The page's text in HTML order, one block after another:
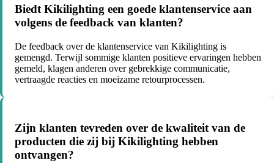
Biedt Kikilighting een goede klantenservice aan
volgens de feedback van klanten?
De feedback over de klantenservice van Kikilighting is
gemengd. Terwijl sommige klanten positieve ervaringen hebben
gemeld, klagen anderen over gebrekkige communicatie,
vertraagde reacties en moeizame retourprocessen.
Zijn klanten tevreden over de kwaliteit van de
producten die zij bij Kikilighting hebben
ontvangen?